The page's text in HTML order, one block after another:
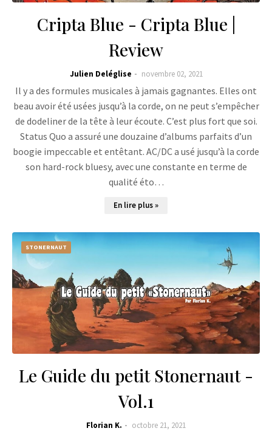
Cripta Blue - Cripta Blue |
Review
Julien Deléglise novembre 02, 2021
Il y a des formules musicales à jamais gagnantes. Elles ont
beau avoir été usées jusqu’à la corde, on ne peut s’empêcher
de dodeliner de la tête à leur écoute. C’est plus fort que soi.
Status Quo a assuré une douzaine d’albums parfaits d’un
boogie impeccable et entêtant. AC/DC a usé jusqu’à la corde
son hard-rock bluesy, avec une constante en terme de
qualité éto…
En lire plus »
STONERNAUT
Le Guide du petit Stonernaut -
Vol.1
Florian K. octobre 21, 2021